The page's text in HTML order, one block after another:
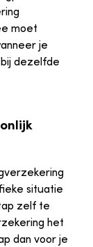
moet
je
dezelfde
situatie
zelf te
het
dan voor je